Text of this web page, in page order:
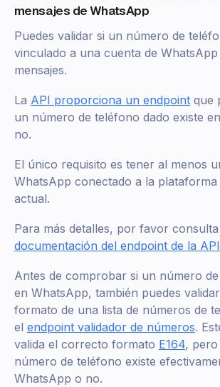
mensajes de WhatsApp
Puedes validar si un número de
vinculado a una cuenta de
mensajes.
La API proporciona un endpoint que
un número de teléfono dado existe
no.
El único requisito es tener al menos
WhatsApp conectado a la
actual.
Para más detalles, por favor
documentación del endpoint de la
Antes de comprobar si un número
en WhatsApp, también puedes
formato de una lista de números de
el endpoint validador de números.
valida el correcto formato E164,
número de teléfono existe
WhatsApp o no.